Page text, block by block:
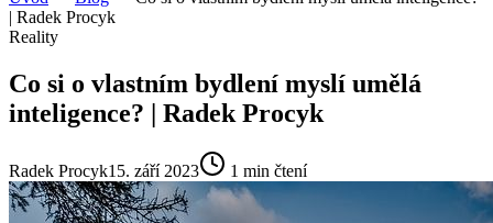
| Radek Procyk
Reality
Co si o vlastním bydlení myslí umělá
inteligence? | Radek Procyk
Radek Procyk15. září 2023 1 min čtení